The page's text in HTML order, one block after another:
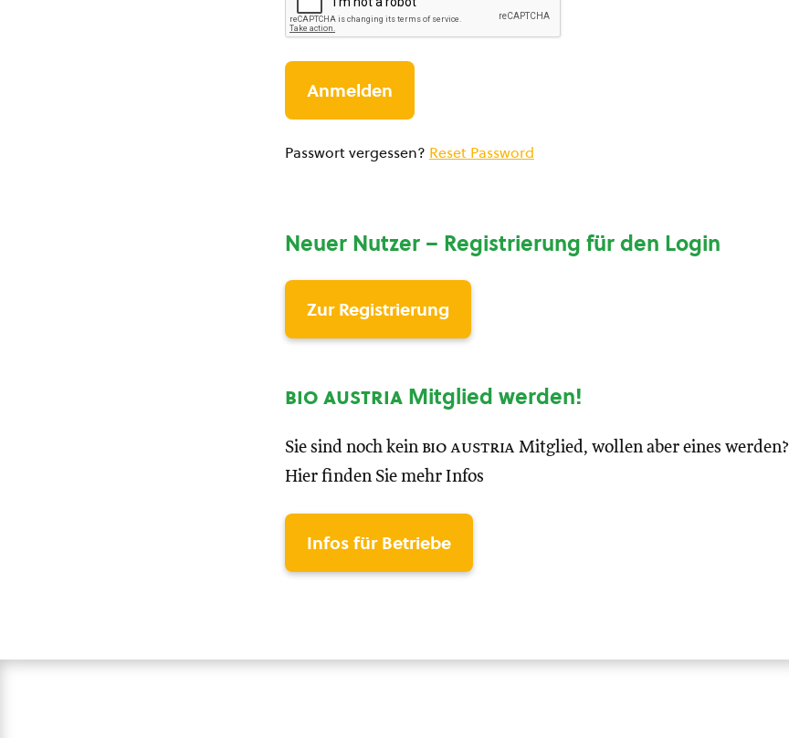
Passwort vergessen? Reset Password
Neuer Nutzer – Registrierung für den Login
Zur Registrierung
bio austria Mitglied werden!
Sie sind noch kein bio austria Mitglied, wollen aber eines werden?
Hier finden Sie mehr Infos
Infos für Betriebe